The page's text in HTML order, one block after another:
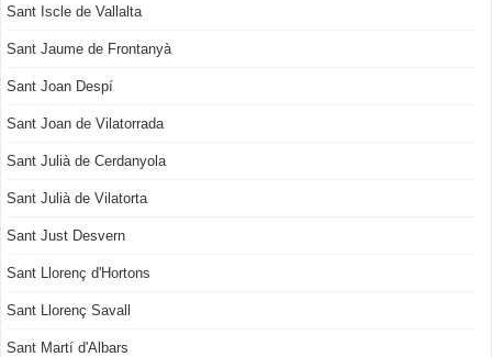
Sant Iscle de Vallalta
Sant Jaume de Frontanyà
Sant Joan Despí
Sant Joan de Vilatorrada
Sant Julià de Cerdanyola
Sant Julià de Vilatorta
Sant Just Desvern
Sant Llorenç d'Hortons
Sant Llorenç Savall
Sant Martí d'Albars